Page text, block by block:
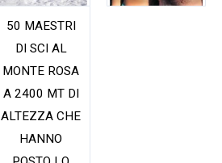
50 MAESTRI
DI SCI AL
MONTE ROSA
A 2400 MT DI
ALTEZZA CHE
HANNO